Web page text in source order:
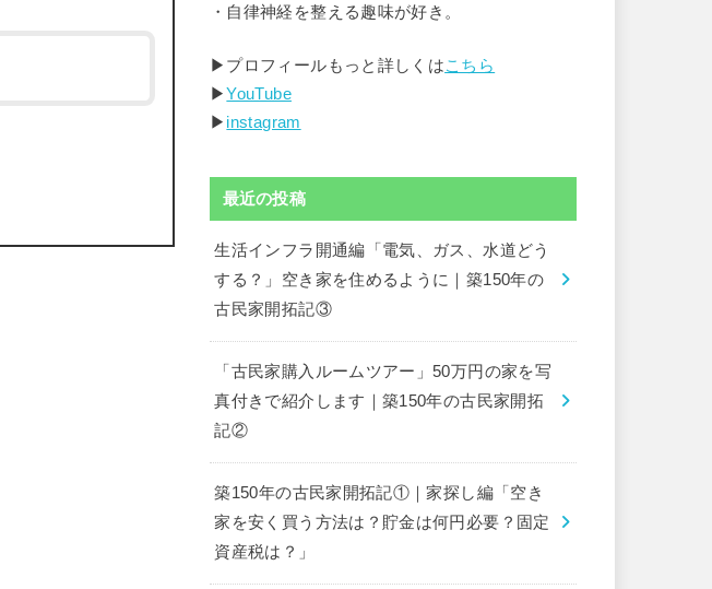
・自律神経を整える趣味が好き。
▶︎プロフィールもっと詳しくはこちら
▶︎YouTube
▶︎ instagram
最近の投稿
生活インフラ開通編「電気、ガス、水道どう
する？」空き家を住めるように｜築150年の
古民家開拓記③
「古民家購入ルームツアー」50万円の家を写
真付きで紹介します｜築150年の古民家開拓
記②
築150年の古民家開拓記①｜家探し編「空き
家を安く買う方法は？貯金は何円必要？固定
資産税は？」